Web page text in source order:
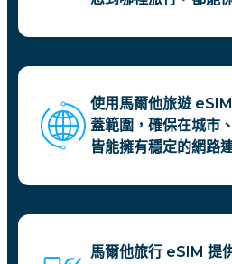
使用馬爾他旅遊
蓋範圍，確保在城市
皆能擁有穩定的網路
馬爾他旅行 eSIM 提